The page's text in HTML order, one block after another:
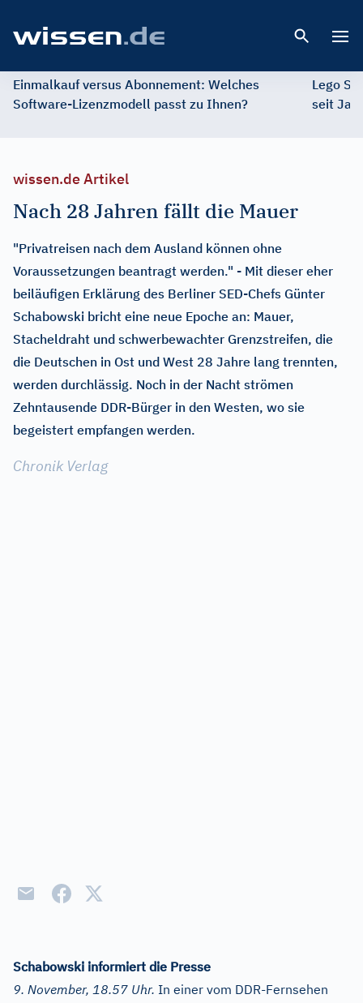
Einmalkauf versus Abonnement: Welches
Software-Lizenzmodell passt zu Ihnen?
Lego
seit
wissen.de Artikel
Nach 28 Jahren fällt die Mauer
"Privatreisen nach dem Ausland können ohne
Voraussetzungen beantragt werden." - Mit dieser eher
beiläufigen Erklärung des Berliner SED-Chefs Günter
Schabowski bricht eine neue Epoche an: Mauer,
Stacheldraht und schwerbewachter Grenzstreifen, die
die Deutschen in Ost und West 28 Jahre lang trennten,
werden durchlässig. Noch in der Nacht strömen
Zehntausende DDR-Bürger in den Westen, wo sie
begeistert empfangen werden.
Chronik Verlag
Schabowski informiert die Presse
9. November, 18.57 Uhr. In einer vom DDR-Fernsehen